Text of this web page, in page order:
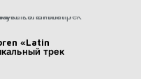
«Latin
трек